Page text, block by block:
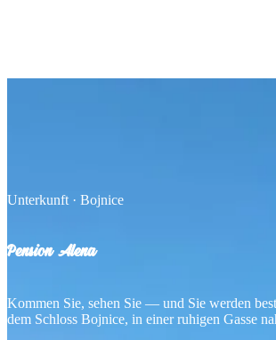
Unterkunft · Bojnice
Pension Alena
Kommen Sie, sehen Sie — und Sie werden
dem Schloss Bojnice, in einer ruhigen Gasse